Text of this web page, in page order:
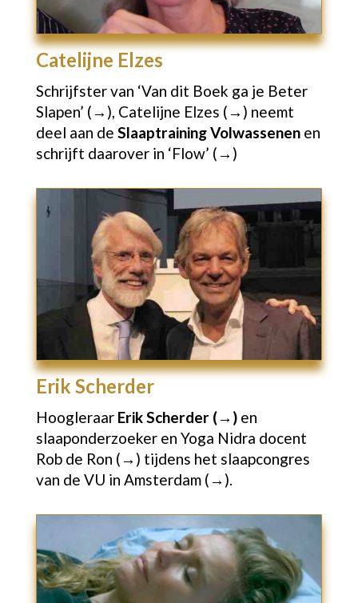
Catelijne Elzes
Schrijfster van ‘Van dit Boek ga je Beter
Slapen’ (→), Catelijne Elzes (→) neemt
deel aan de Slaaptraining Volwassenenen
schrijft daarover in ‘Flow’ (→)
Erik Scherder
Hoogleraar Erik Scherder (→) en
slaaponderzoeker en Yoga Nidra docent
Rob de Ron (→) tijdens het slaapcongres
van de VU in Amsterdam (→).